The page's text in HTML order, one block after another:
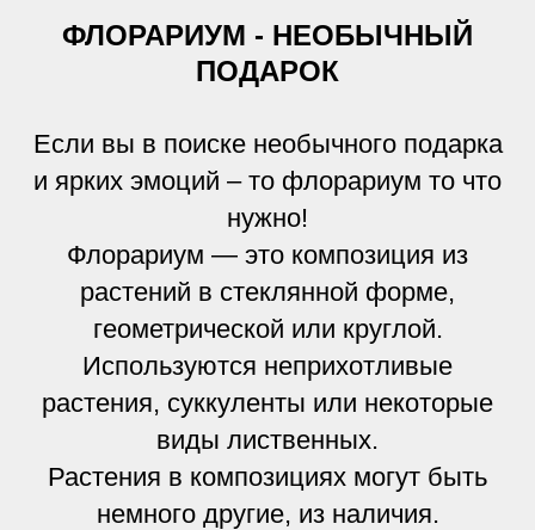
ФЛОРАРИУМ - НЕОБЫЧНЫЙ
ПОДАРОК
Если вы в поиске необычного подарка
и ярких эмоций – то флорариум то что
нужно!
Флорариум — это композиция из
растений в стеклянной форме,
геометрической или круглой.
Используются неприхотливые
растения, суккуленты или некоторые
виды лиственных.
Растения в композициях могут быть
немного другие, из наличия.